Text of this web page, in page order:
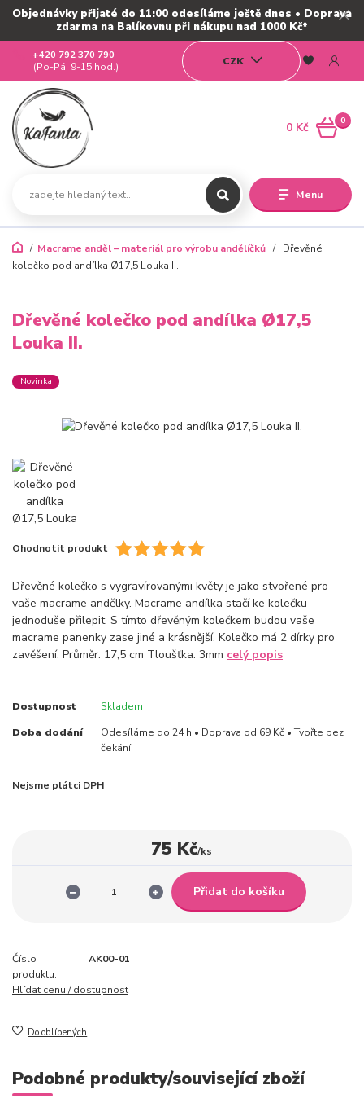
Objednávky přijaté do 11:00 odesíláme ještě dnes • Doprava
zdarma na Balíkovnu při nákupu nad 1000 Kč*
Menu
CZK
+420 792 370 790
(Po-Pá, 9-15 hod.)
0
0 Kč
Macrame anděl – materiál pro výrobu andělíčků
Dřevěné
kolečko pod andílka Ø17,5 Louka II.
Dřevěné kolečko pod andílka Ø17,5
Louka II.
Novinka
Ohodnotit produkt
Dřevěné kolečko s vygravírovanými květy je jako stvořené pro
vaše macrame andělky. Macrame andílka stačí ke kolečku
jednoduše přilepit. S tímto dřevěným kolečkem budou vaše
macrame panenky zase jiné a krásnější. Kolečko má 2 dírky pro
zavěšení. Průměr: 17,5 cm Tloušťka: 3mm celý popis
Dostupnost Skladem
Doba dodání
Odesíláme do 24 h • Doprava od 69 Kč • Tvořte bez
čekání
Nejsme plátci DPH
75 Kč/ks
Přidat do košíku
Číslo
produktu:
AK00-01
Hlídat cenu / dostupnost
Do oblíbených
Podobné produkty/související zboží